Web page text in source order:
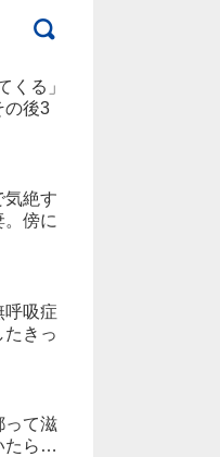
くる」
の後3
気絶す
。傍に
呼吸症
きっ
って滋
たら…